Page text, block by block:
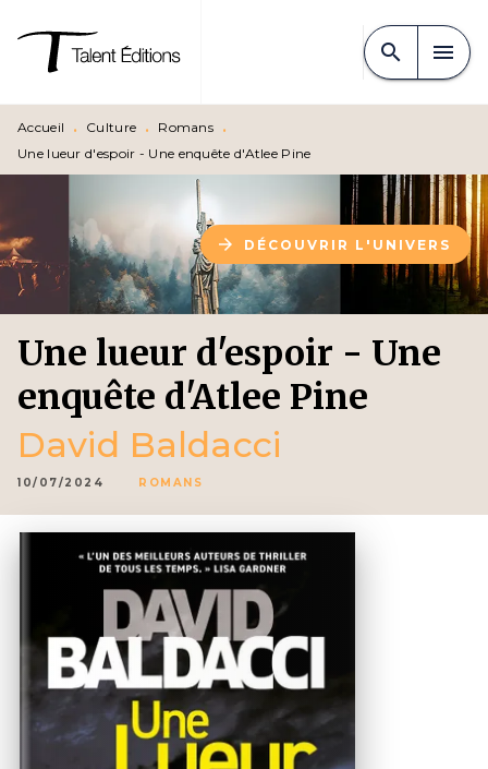
MENU CONTENU
PIED DE PAGE
search menu
Accueil • Culture • Romans •
Une lueur d'espoir - Une enquête d'Atlee Pine
arrow_forward DÉCOUVRIR L'UNIVERS
Une lueur d'espoir - Une
enquête d'Atlee Pine
David Baldacci
10/07/2024 ROMANS